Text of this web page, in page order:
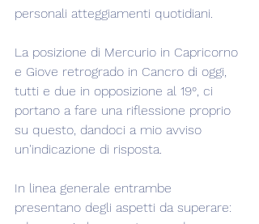
personali atteggiamenti quotidiani.
La posizione di Mercurio in Capricorno
e Giove retrogrado in Cancro di oggi,
tutti e due in opposizione al 19°, ci
portano a fare una riflessione proprio
su questo, dandoci a mio avviso
un'indicazione di risposta.
In linea generale entrambe
presentano degli aspetti da superare: